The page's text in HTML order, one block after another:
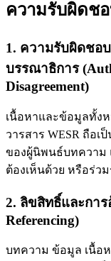
ความรับผิดช
1. ความรับผิดชอ
บรรณาธิการ
Disagreement)
เนื้อหาและข้อมูลทั้ง
วารสาร WESR ถือ
ของผู้นิพนธ์บทความ
ต้องเห็นด้วย หรือร่ว
2. ลิขสิทธิ์และการ
Referencing)
บทความ ข้อมูล เนื้อ